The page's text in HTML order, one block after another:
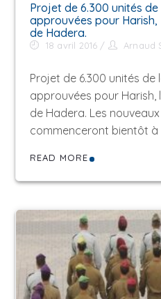
Projet de 6.300 unités
approuvées pour Harish,
de Hadera.
18 avril 2016 Arnaud
Projet de 6.300 unités
approuvées pour Harish,
de Hadera. Les
commenceront bientôt à
READ MORE